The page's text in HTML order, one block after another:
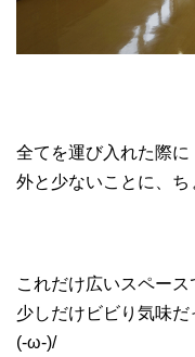
全てを運び入れた際
外と少ないことに、ち
これだけ広いスペース
少しだけビビり気味だ
(-ω-)/